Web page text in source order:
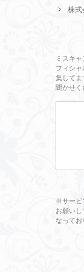
株式
ミスキ
フィシ
集してま
聞かせく
※サービ
お願い
なってお